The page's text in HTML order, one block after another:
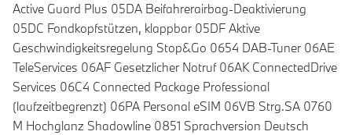
Active Guard Plus 05DA Beifahrerairbag-Deaktivierung
05DC Fondkopfstützen, klappbar 05DF Aktive
Geschwindigkeitsregelung Stop&Go 0654 DAB-Tuner 06AE
TeleServices 06AF Gesetzlicher Notruf 06AK ConnectedDrive
Services 06C4 Connected Package Professional
(laufzeitbegrenzt) 06PA Personal eSIM 06VB Strg.SA 0760
M Hochglanz Shadowline 0851 Sprachversion Deutsch